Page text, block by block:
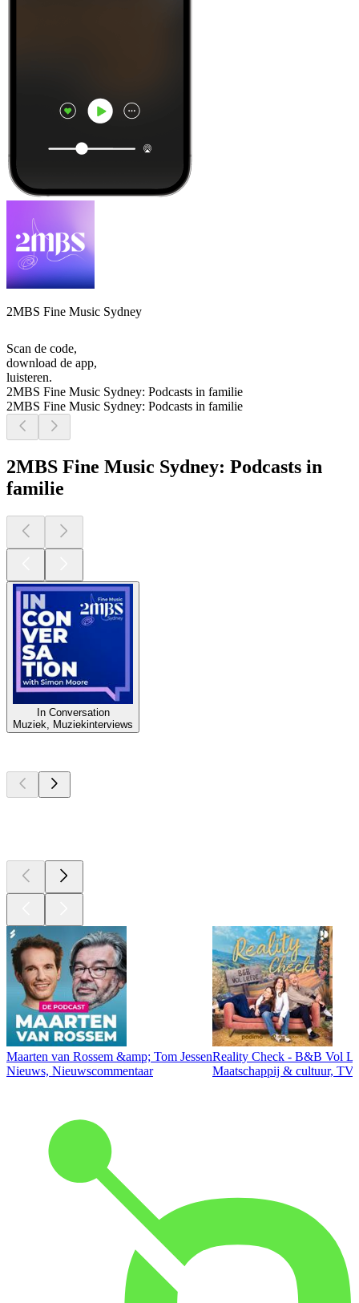
2MBS Fine Music Sydney
Scan de code,
download de app,
luisteren.
2MBS Fine Music Sydney: Podcasts in familie
2MBS Fine Music Sydney: Podcasts in familie
2MBS Fine Music Sydney: Podcasts in
familie
In Conversation
Muziek, Muziekinterviews
Maarten van Rossem &amp; Tom Jessen
Nieuws, Nieuwscommentaar
Reality Check - B&B Vol
Maatschappij & cultuur,